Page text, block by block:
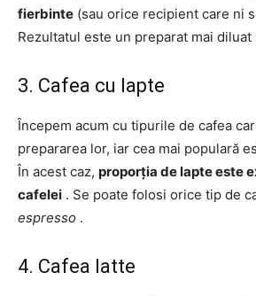
fierbinte (sau orice recipient care ni
Rezultatul este un preparat mai
3. Cafea cu lapte
Începem acum cu tipurile de cafea
prepararea lor, iar cea mai populară
În acest caz, proporția de lapte este
cafelei . Se poate folosi orice tip de
espresso .
4. Cafea latte